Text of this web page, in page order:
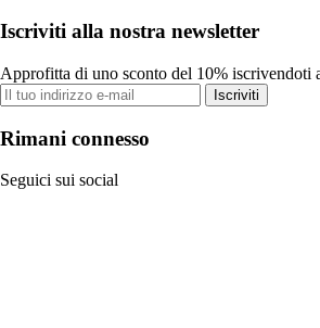
Iscriviti alla nostra newsletter
Approfitta di uno sconto del 10% iscrivendoti
Iscriviti
Rimani connesso
Seguici sui social